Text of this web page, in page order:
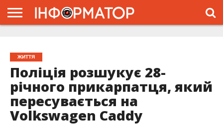
ЖИТТЯ
Поліція розшукує 28-
річного прикарпатця, який
пересувається на
Volkswagen Caddy